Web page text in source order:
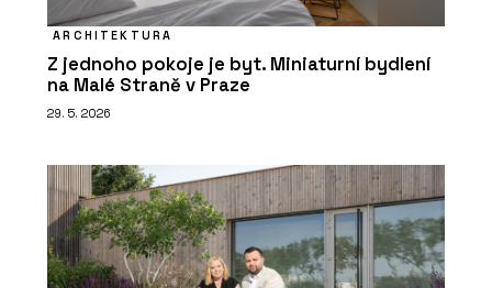
ARCHITEKTURA
Z jednoho pokoje je byt. Miniaturní bydlení
na Malé Straně v Praze
29. 5. 2026